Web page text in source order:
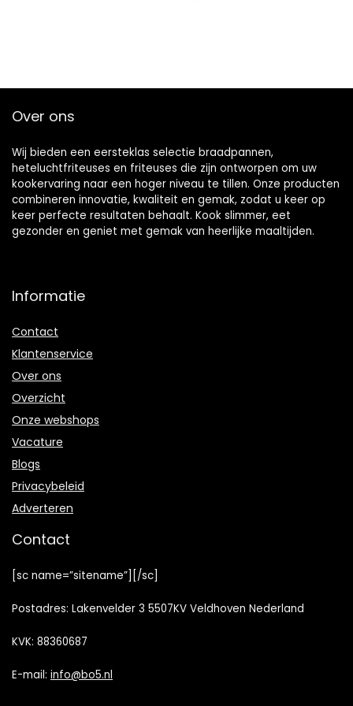
Over ons
Wij bieden een eersteklas selectie braadpannen,
heteluchtfriteuses en friteuses die zijn ontworpen om uw
kookervaring naar een hoger niveau te tillen. Onze producten
combineren innovatie, kwaliteit en gemak, zodat u keer op
keer perfecte resultaten behaalt. Kook slimmer, eet
gezonder en geniet met gemak van heerlijke maaltijden.
Informatie
Contact
Klantenservice
Over ons
Overzicht
Onze webshops
Vacature
Blogs
Privacybeleid
Adverteren
Contact
[sc name=”sitename”][/sc]
Postadres: Lakenvelder 3 5507KV Veldhoven Nederland
KVK: 88360687
E-mail: info@bo5.nl